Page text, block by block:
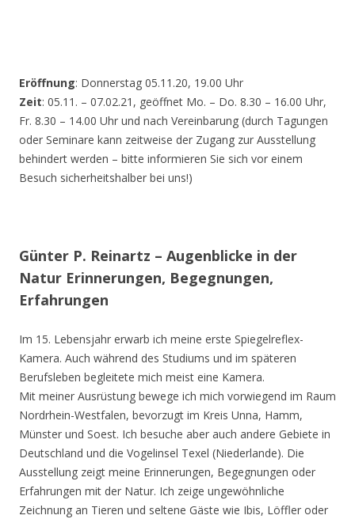
Eröffnung: Donnerstag 05.11.20, 19.00 Uhr
Zeit: 05.11. – 07.02.21, geöffnet Mo. – Do. 8.30 – 16.00 Uhr,
Fr. 8.30 – 14.00 Uhr und nach Vereinbarung (durch Tagungen
oder Seminare kann zeitweise der Zugang zur Ausstellung
behindert werden – bitte informieren Sie sich vor einem
Besuch sicherheitshalber bei uns!)
Günter P. Reinartz – Augenblicke in der
Natur Erinnerungen, Begegnungen,
Erfahrungen
Im 15. Lebensjahr erwarb ich meine erste Spiegelreflex-
Kamera. Auch während des Studiums und im späteren
Berufsleben begleitete mich meist eine Kamera.
Mit meiner Ausrüstung bewege ich mich vorwiegend im Raum
Nordrhein-Westfalen, bevorzugt im Kreis Unna, Hamm,
Münster und Soest. Ich besuche aber auch andere Gebiete in
Deutschland und die Vogelinsel Texel (Niederlande). Die
Ausstellung zeigt meine Erinnerungen, Begegnungen oder
Erfahrungen mit der Natur. Ich zeige ungewöhnliche
Zeichnung an Tieren und seltene Gäste wie Ibis, Löffler oder